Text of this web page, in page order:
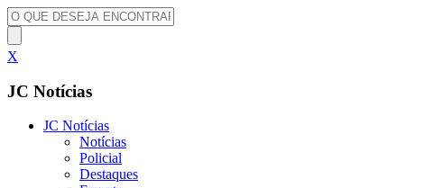
X
JC Notícias
JC Notícias
Notícias
Policial
Destaques